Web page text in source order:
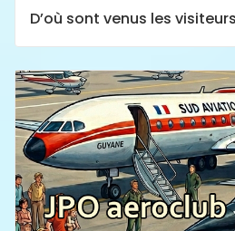
D’où sont venus les